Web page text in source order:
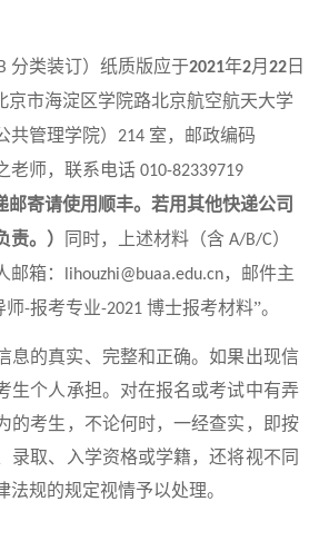
分类装订）纸质版应于2021年2月 22 日
京市海淀区学院路北京航空航天大学
共管理学院） 214 室，邮政编码
老师，联系电话010-82339719
邮寄请使用顺丰。若用其他快递公司
责。）
同时，上述材料（含A/B/C）
邮箱：
lihouzhi@buaa.edu.cn，邮件主
师-报考专业-2021博士报考材料”。
息的真实、完整和正确。如果出现信
生个人承担。对在报名或考试中有弄
的考生，不论何时，一经查实，即按
录取、入学资格或学籍，还将视不同
法规的规定视情予以处理。